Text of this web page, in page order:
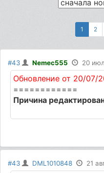
1 2
#43 Nemec555 20
Обновление от 20/07/
============
Причина
#43 DML1010848 21